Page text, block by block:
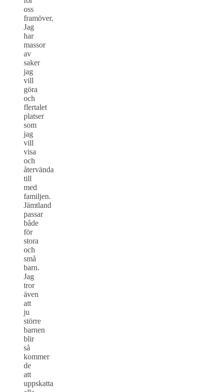
oss
framöver.
Jag
har
massor
av
saker
jag
vill
göra
och
flertalet
platser
som
jag
vill
visa
och
återvända
till
med
familjen.
Jämtland
passar
både
för
stora
och
små
barn.
Jag
tror
även
att
ju
större
barnen
blir
så
kommer
de
att
uppskatta